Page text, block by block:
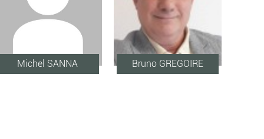
Michel SANNA Bruno GREGOIRE